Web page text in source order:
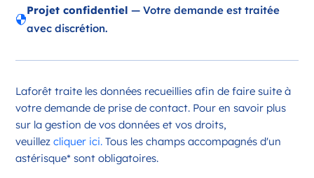
Candidater
Opportunité d’ouverture à Châteauroux
Châteauroux Centre-Val de Loire
France
Référence: 36044

Projet confidentiel — Votre demande est traitée
avec discrétion.
Laforêt traite les données recueillies afin de faire suite à
votre demande de prise de contact. Pour en savoir plus
sur la gestion de vos données et vos droits,
veuillez cliquer ici. Tous les champs accompagnés d'un
astérisque* sont obligatoires.